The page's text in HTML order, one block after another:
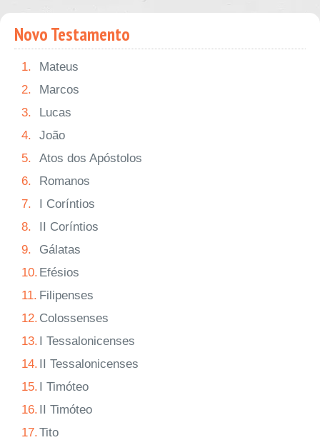
Novo Testamento
1.
Mateus
2.
Marcos
3.
Lucas
4.
João
5.
Atos dos Apóstolos
6.
Romanos
7.
I Coríntios
8.
II Coríntios
9.
Gálatas
10. Efésios
11. Filipenses
12. Colossenses
13. I Tessalonicenses
14. II Tessalonicenses
15. I Timóteo
16. II Timóteo
17.Tito